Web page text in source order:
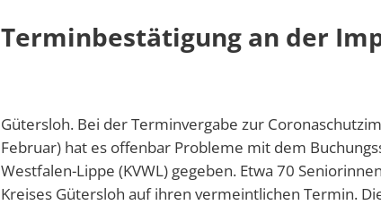
Terminbestätigung an der
Gütersloh. Bei der Terminvergabe zur
Februar) hat es offenbar Probleme mit dem
Westfalen-Lippe (KVWL) gegeben. Etwa 70
Kreises Gütersloh auf ihren vermeintlichen Termin.